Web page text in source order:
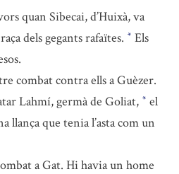
quan Sibecai, d’Huixà, va
dels gegants rafaïtes. * Els
combat contra ells a Guèzer.
Lahmí, germà de Goliat, * el
llança que tenia l’asta com un
a Gat. Hi havia un home